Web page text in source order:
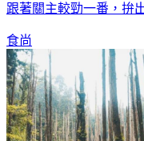
跟著關主較勁一番，拚
食尚